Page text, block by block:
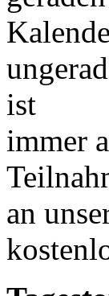
ist
immer
an